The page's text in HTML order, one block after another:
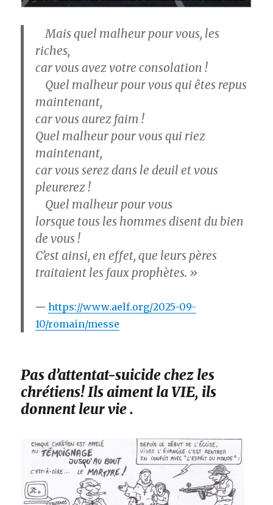
Mais quel malheur pour vous, les
riches,
car vous avez votre consolation !
Quel malheur pour vous qui êtes repus
maintenant,
car vous aurez faim !
Quel malheur pour vous qui riez
maintenant,
car vous serez dans le deuil et vous
pleurerez !
Quel malheur pour vous
lorsque tous les hommes disent du bien
de vous !
C’est ainsi, en effet, que leurs pères
traitaient les faux prophètes. »
https://www.aelf.org/2025-09-
10/romain/messe
Pas d’attentat-suicide chez les
chrétiens! Ils aiment la VIE, ils
donnent leur vie .